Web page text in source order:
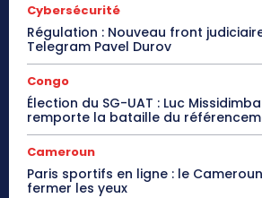
Cybersécurité
Régulation : Nouveau front
Telegram Pavel Durov
Congo
Élection du SG-UAT : Luc
remporte la bataille du
Cameroun
Paris sportifs en ligne : le
fermer les yeux